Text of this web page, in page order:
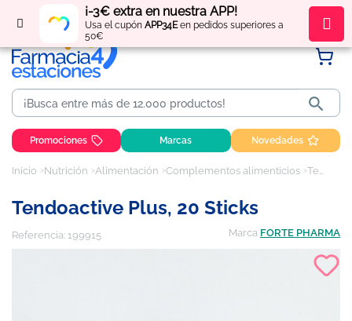
¡-3€ extra en nuestra APP!
Usa el cupón APP34Een pedidos superiores a
50€
Regístratey obténpuntos por tus compras

Promociones Marcas Novedades
Inicio Nutrición Alimentación Complementos alimenticios Tendoactive Plus, 20 sticks
Tendoactive Plus, 20 Sticks
Referencia: 199915 Marca FORTE PHARMA